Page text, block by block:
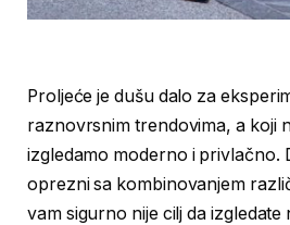
Proljeće je dušu dalo za
raznovrsnim trendovima, a koji
izgledamo moderno i privlačno.
oprezni sa kombinovanjem
vam sigurno nije cilj da izgledate